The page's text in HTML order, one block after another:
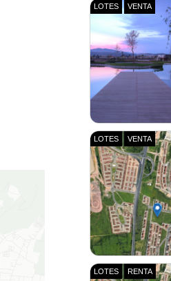
LOTES VENTA
LOTES VENTA
LOTES RENTA